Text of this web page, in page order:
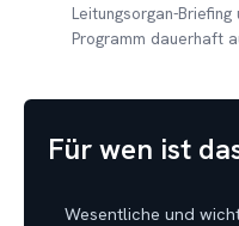
Leitungsorgan-
Programm dauerhaft
Für wen ist
Wesentliche und